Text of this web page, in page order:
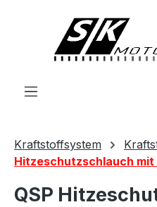
Kraftstoffsystem
Hitzeschutzschlauch
QSP